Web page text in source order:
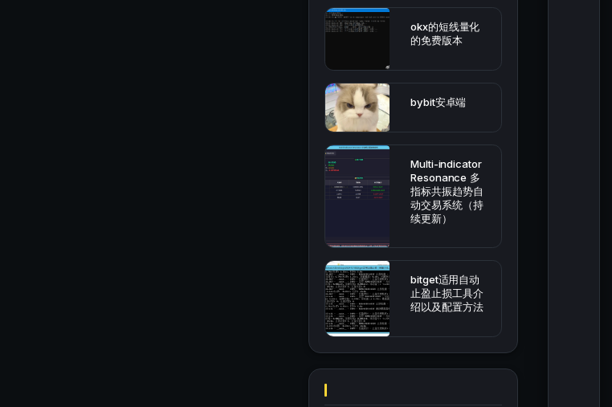
okx的短线量化
的免费版本
bybit安卓端
Multi-indicator
Resonance 多
指标共振趋势自
动交易系统（持
续更新）
bitget适用自动
止盈止损工具介
绍以及配置方法